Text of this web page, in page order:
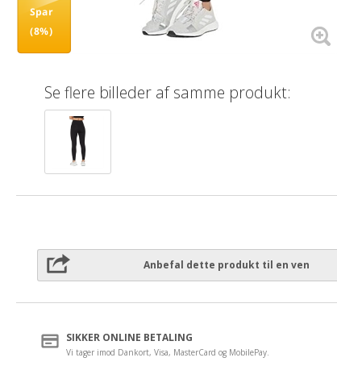
Spar
(8%)
Se flere billeder af samme produkt:
Anbefal dette produkt til en ven
SIKKER ONLINE BETALING
Vi tager imod Dankort, Visa, MasterCard og MobilePay.